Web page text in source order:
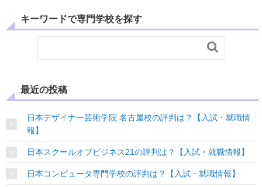
キーワードで専門学校を探す

最近の投稿
日本デザイナー芸術学院 名古屋校の評判は？【入試・就職情
報】
日本スクールオブビジネス21の評判は？【入試・就職情報】
日本コンピュータ専門学校の評判は？【入試・就職情報】